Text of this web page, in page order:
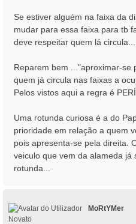
m
Se estiver alguém na faixa da
mudar para essa faixa para tb
deve respeitar quem lá circula...
Reparem bem ..."aproximar-se
quem já circula nas faixas a
Pelos vistos aqui a regra é
Uma rotunda curiosa é a do
prioridade em relação a quem
pois apresenta-se pela direita.
veiculo que vem da alameda
rotunda...
MoRtYMer
Novato